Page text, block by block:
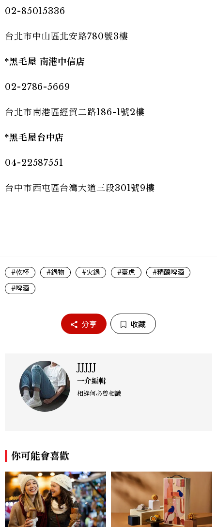
02-85015336
台北市中山區北安路780號3樓
*黑毛屋 南港中信店
02-2786-5669
台北市南港區經貿二路186-1號2樓
*黑毛屋台中店
04-22587551
台中市西屯區台灣大道三段301號9樓
#乾杯 #鍋物 #火鍋 #臺虎
#精釀啤酒
#啤酒
分享 收藏
JJJJJ
一介編輯
相逢何必曾相識
你可能會喜歡